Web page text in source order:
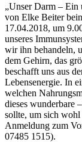
„Unser Darm – Ein
von Elke Beiter
17.04.2018, um
unseres
wir ihn behandeln,
dem Gehirn, das
beschafft uns aus
Lebensenergie. In
welchen
dieses wunderbare
sollte, um sich
Anmeldung zum
07485 1515).